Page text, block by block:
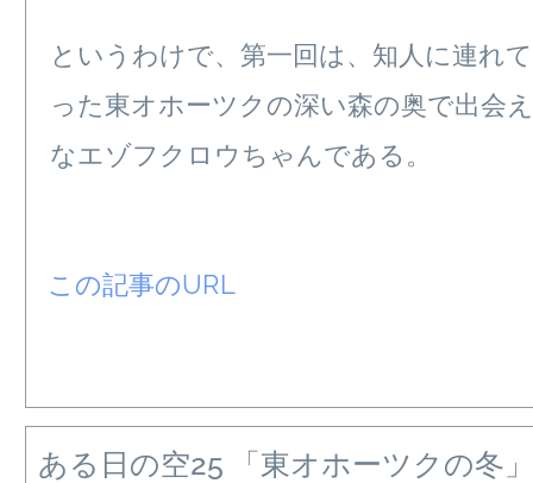
というわけで、第一回は、知人に連れ
った東オホーツクの深い森の奥で出会
なエゾフクロウちゃんである。
この記事のURL
ある日の空25 「東オホーツクの冬」